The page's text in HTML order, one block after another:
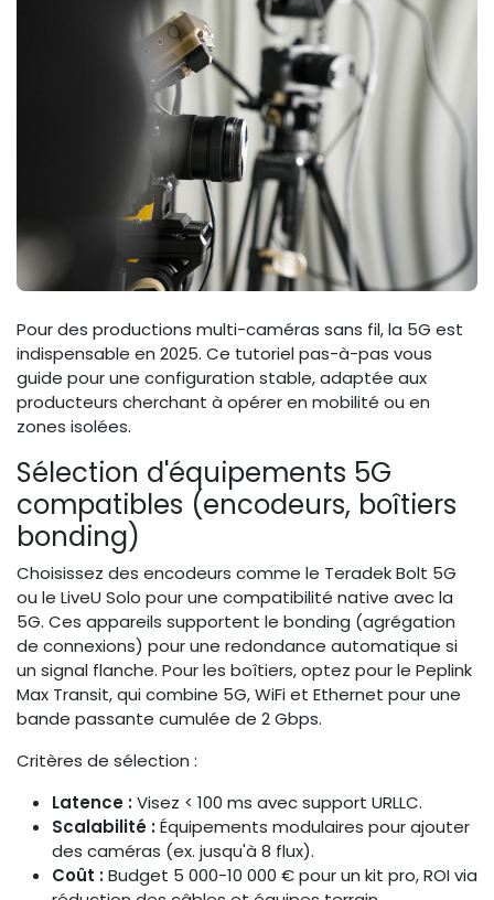
Pour des productions multi-caméras sans fil, la 5G est
indispensable en 2025. Ce tutoriel pas-à-pas vous
guide pour une configuration stable, adaptée aux
producteurs cherchant à opérer en mobilité ou en
zones isolées.
Sélection d'équipements 5G
compatibles (encodeurs, boîtiers
bonding)
Choisissez des encodeurs comme le Teradek Bolt 5G
ou le LiveU Solo pour une compatibilité native avec la
5G. Ces appareils supportent le bonding (agrégation
de connexions) pour une redondance automatique si
un signal flanche. Pour les boîtiers, optez pour le Peplink
Max Transit, qui combine 5G, WiFi et Ethernet pour une
bande passante cumulée de 2 Gbps.
Critères de sélection :
Latence :Visez < 100 ms avec support URLLC.
Scalabilité :Équipements modulaires pour ajouter
des caméras (ex. jusqu'à 8 flux).
Coût :Budget 5 000-10 000 € pour un kit pro, ROI via